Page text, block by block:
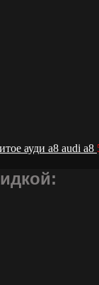
ауди а8 audi a8